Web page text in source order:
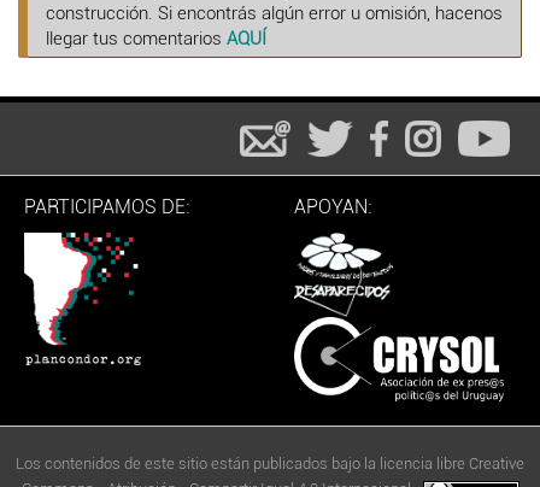
construcción. Si encontrás algún error u omisión, hacenos
llegar tus comentarios AQUÍ
PARTICIPAMOS DE: APOYAN:
Los contenidos de este sitio están publicados bajo la licencia libre Creative